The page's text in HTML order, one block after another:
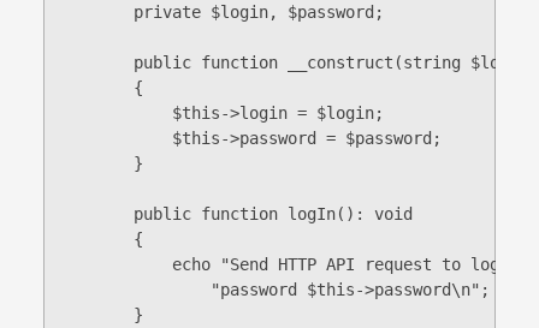
        private $login, $password;
public function __construct(string
        {
            $this->login = $login;
            $this->password = $password;
        }
        public function logIn(): void
        {
echo "Send HTTP API request to log in
                "password $this->password\n";
        }